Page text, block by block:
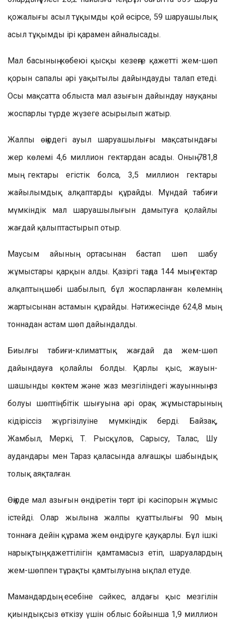
қожалығы асыл тұқымды қой өсірсе, 59 шаруашылық
асыл тұқымды ірі қарамен айналысады.
Мал басының көбеюі қысқы кезеңге қажетті жем-шөп
қорын сапалы әрі уақытылы дайындауды талап етеді.
Осы мақсатта облыста мал азығын дайындау науқаны
жоспарлы түрде жүзеге асырылып жатыр.
Жалпы өңірдегі ауыл шаруашылығы мақсатындағы
жер көлемі 4,6 миллион гектардан асады. Оның 781,8
мың гектары егістік болса, 3,5 миллион гектары
жайылымдық алқаптарды құрайды. Мұндай табиғи
мүмкіндік мал шаруашылығын дамытуға қолайлы
жағдай қалыптастырып отыр.
Маусым айының ортасынан бастап шөп шабу
жұмыстары қарқын алды. Қазіргі таңда 144 мың гектар
алқаптың шөбі шабылып, бұл жоспарланған көлемнің
жартысынан астамын құрайды. Нәтижесінде 624,8 мың
тоннадан астам шөп дайындалды.
Биылғы табиғи-климаттық жағдай да жем-шөп
дайындауға қолайлы болды. Қарлы қыс, жауын-
шашынды көктем және жаз мезгіліндегі жауынның аз
болуы шөптің бітік шығуына әрі орақ жұмыстарының
кідіріссіз жүргізілуіне мүмкіндік берді. Байзақ,
Жамбыл, Меркі, Т. Рысқұлов, Сарысу, Талас, Шу
аудандары мен Тараз қаласында алғашқы шабындық
толық аяқталған.
Өңірде мал азығын өндіретін төрт ірі кәсіпорын жұмыс
істейді. Олар жылына жалпы қуаттылығы 90 мың
тоннаға дейін құрама жем өндіруге қауқарлы. Бұл ішкі
нарықтың қажеттілігін қамтамасыз етіп, шаруалардың
жем-шөппен тұрақты қамтылуына ықпал етуде.
Мамандардың есебіне сәйкес, алдағы қыс мезгілін
қиындықсыз өткізу үшін облыс бойынша 1,9 миллион